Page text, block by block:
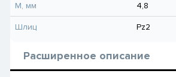
M, мм 4,8
Шлиц Pz2
Расширенное описание